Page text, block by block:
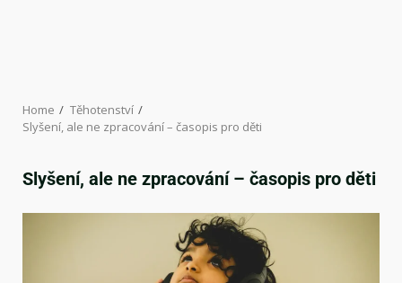
Home
Těhotenství
Slyšení, ale ne zpracování – časopis pro děti
Slyšení, ale ne zpracování – časopis pro děti